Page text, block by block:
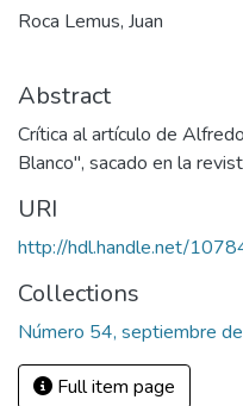
Roca Lemus, Juan
Abstract
Crítica al artículo de
Blanco", sacado en la
URI
http://hdl.handle.net/
Collections
Número 54, septiembre
Full item page